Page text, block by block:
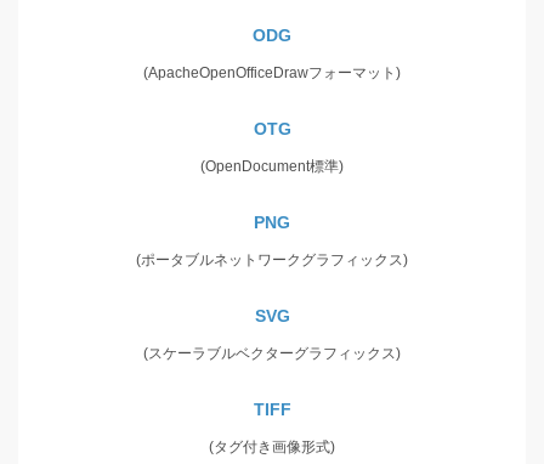
ODG
(ApacheOpenOfficeDrawフォーマット)
OTG
(OpenDocument標準)
PNG
(ポータブルネットワークグラフィックス)
SVG
(スケーラブルベクターグラフィックス)
TIFF
(タグ付き画像形式)